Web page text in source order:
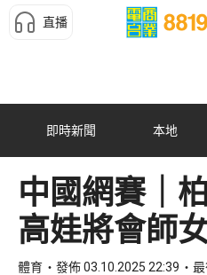
直播
即時新聞 本地
中國網賽｜
高娃將會師
體育 發佈 03.10.2025 22:39